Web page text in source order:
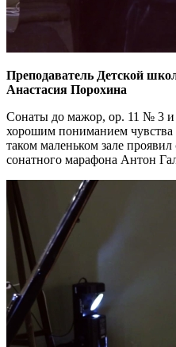
Преподаватель Детской
Анастасия Порохина
Сонаты до мажор, ор. 11 № 3
хорошим пониманием
таком маленьком зале
сонатного марафона Антон